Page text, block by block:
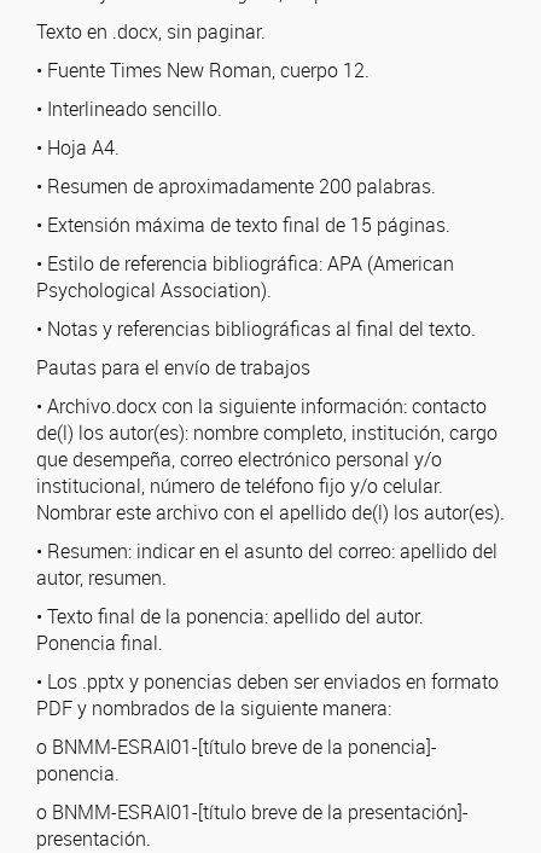
Texto en .docx, sin paginar.
• Fuente Times New Roman, cuerpo 12.
• Interlineado sencillo.
• Hoja A4.
• Resumen de aproximadamente 200 palabras.
• Extensión máxima de texto final de 15 páginas.
• Estilo de referencia bibliográfica: APA (American
Psychological Association).
• Notas y referencias bibliográficas al final del texto.
Pautas para el envío de trabajos
• Archivo.docx con la siguiente información: contacto
de(l) los autor(es): nombre completo, institución, cargo
que desempeña, correo electrónico personal y/o
institucional, número de teléfono fijo y/o celular.
Nombrar este archivo con el apellido de(l) los autor(es).
• Resumen: indicar en el asunto del correo: apellido del
autor, resumen.
• Texto final de la ponencia: apellido del autor.
Ponencia final.
• Los .pptx y ponencias deben ser enviados en formato
PDF y nombrados de la siguiente manera:
o BNMM-ESRAI01-[título breve de la ponencia]-
ponencia.
o BNMM-ESRAI01-[título breve de la presentación]-
presentación.